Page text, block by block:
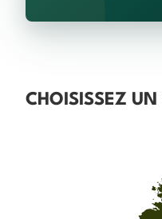
CHOISISSEZ